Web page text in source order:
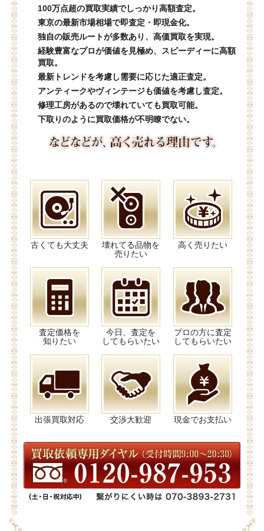
100万点超の買取実績でしっかり高額査定。
東京の最新市場相場で即査定・即現金化。
独自の販売ルートが多数あり、高価買取を実現。
経験豊富なプロが価値を見極め、スピーディーに高額
買取。
最新トレンドを考慮し需要に応じた適正査定。
アンティークやヴィンテージも価値を考慮し査定。
修理工房があるので壊れていても買取可能。
下取りのように買取価格が不明瞭でない。
古くても大丈夫
壊れてる品物を
売りたい
高く売りたい
査定価格を
知りたい
今日、査定を
してもらいたい
プロの方に査定
してもらいたい
出張買取対応 交渉大歓迎 現金でお支払い